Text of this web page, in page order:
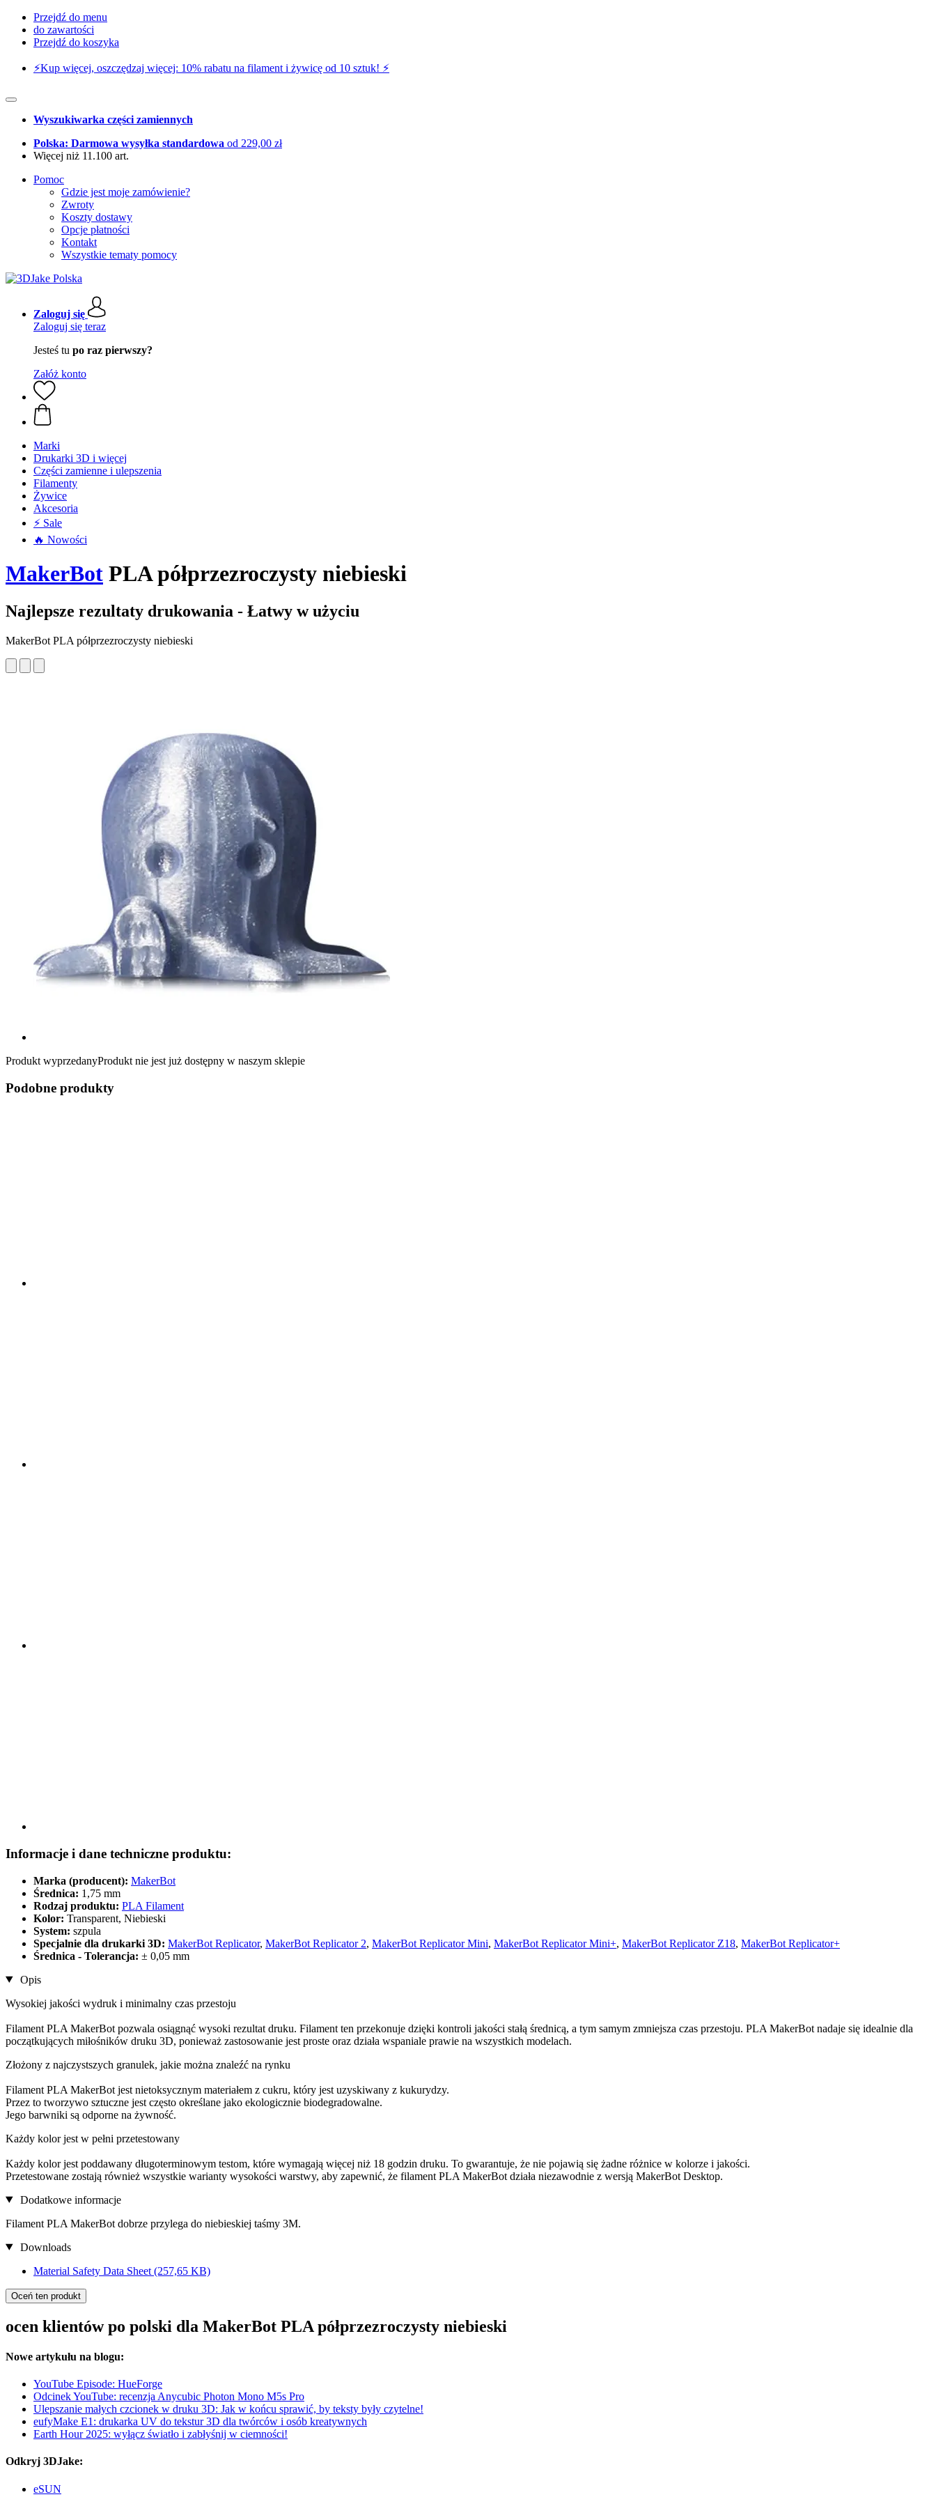
Przejdź do menu
do zawartości
Przejdź do koszyka
⚡️Kup więcej, oszczędzaj więcej: 10% rabatu na filament i żywicę od 10 sztuk! ⚡️
Wyszukiwarka części zamiennych
Polska: Darmowa wysyłka standardowa od 229,00 zł
Więcej niż 11.100 art.
Pomoc
Gdzie jest moje zamówienie?
Zwroty
Koszty dostawy
Opcje płatności
Kontakt
Wszystkie tematy pomocy
Zaloguj się
Zaloguj się teraz
Jesteś tu po raz pierwszy?
Załóż konto
Marki
Drukarki 3D i więcej
Części zamienne i ulepszenia
Filamenty
Żywice
Akcesoria
⚡ Sale
🔥 Nowości
MakerBot PLA półprzezroczysty niebieski
Najlepsze rezultaty drukowania - Łatwy w użyciu
MakerBot PLA półprzezroczysty niebieski
Produkt wyprzedanyProdukt nie jest już dostępny w naszym sklepie
Podobne produkty
Informacje i dane techniczne produktu:
Marka (producent): MakerBot
Średnica: 1,75 mm
Rodzaj produktu: PLA Filament
Kolor: Transparent, Niebieski
System: szpula
Specjalnie dla drukarki 3D: MakerBot Replicator, MakerBot Replicator 2, MakerBot Replicator Mini, MakerBot Replicator Mini+, MakerBot Replicator Z18, MakerBot Replicator+
Średnica - Tolerancja: ± 0,05 mm
Opis
Wysokiej jakości wydruk i minimalny czas przestoju
Filament PLA MakerBot pozwala osiągnąć wysoki rezultat druku. Filament ten przekonuje dzięki kontroli jakości stałą średnicą, a tym samym zmniejsza czas przestoju. PLA MakerBot nadaje się idealnie dla
początkujących miłośników druku 3D, ponieważ zastosowanie jest proste oraz działa wspaniale prawie na wszystkich modelach.
Złożony z najczystszych granulek, jakie można znaleźć na rynku
Filament PLA MakerBot jest nietoksycznym materiałem z cukru, który jest uzyskiwany z kukurydzy.
Przez to tworzywo sztuczne jest często określane jako ekologicznie biodegradowalne.
Jego barwniki są odporne na żywność.
Każdy kolor jest w pełni przetestowany
Każdy kolor jest poddawany długoterminowym testom, które wymagają więcej niż 18 godzin druku. To gwarantuje, że nie pojawią się żadne różnice w kolorze i jakości.
Przetestowane zostają również wszystkie warianty wysokości warstwy, aby zapewnić, że filament PLA MakerBot działa niezawodnie z wersją MakerBot Desktop.
Dodatkowe informacje
Filament PLA MakerBot dobrze przylega do niebieskiej taśmy 3M.
Downloads
Material Safety Data Sheet (257,65 KB)
Oceń ten produkt
ocen klientów po polski dla MakerBot PLA półprzezroczysty niebieski
Nowe artykułu na blogu:
YouTube Episode: HueForge
Odcinek YouTube: recenzja Anycubic Photon Mono M5s Pro
Ulepszanie małych czcionek w druku 3D: Jak w końcu sprawić, by teksty były czytelne!
eufyMake E1: drukarka UV do tekstur 3D dla twórców i osób kreatywnych
Earth Hour 2025: wyłącz światło i zabłyśnij w ciemności!
Odkryj 3DJake:
eSUN